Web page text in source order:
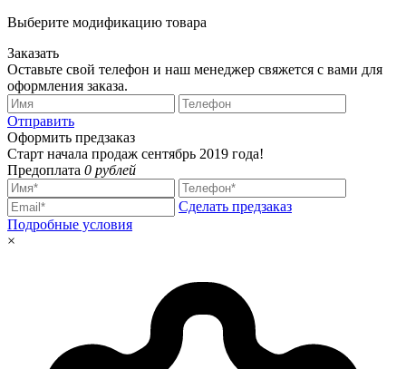
Выберите модификацию товара
Заказать
Оставьте свой телефон и наш менеджер свяжется с вами для
оформления заказа.
Отправить
Оформить предзаказ
Старт начала продаж сентябрь 2019 года!
Предоплата 0 рублей
Сделать предзаказ
Подробные условия
×